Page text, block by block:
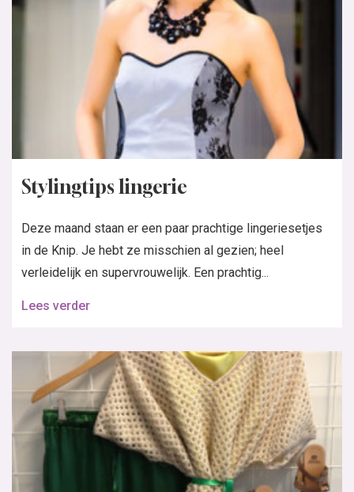
Stylingtips lingerie
Deze maand staan er een paar prachtige lingeriesetjes
in de Knip. Je hebt ze misschien al gezien; heel
verleidelijk en supervrouwelijk. Een prachtig...
Lees verder